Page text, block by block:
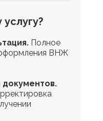
Полное
ВНЖ
документов.